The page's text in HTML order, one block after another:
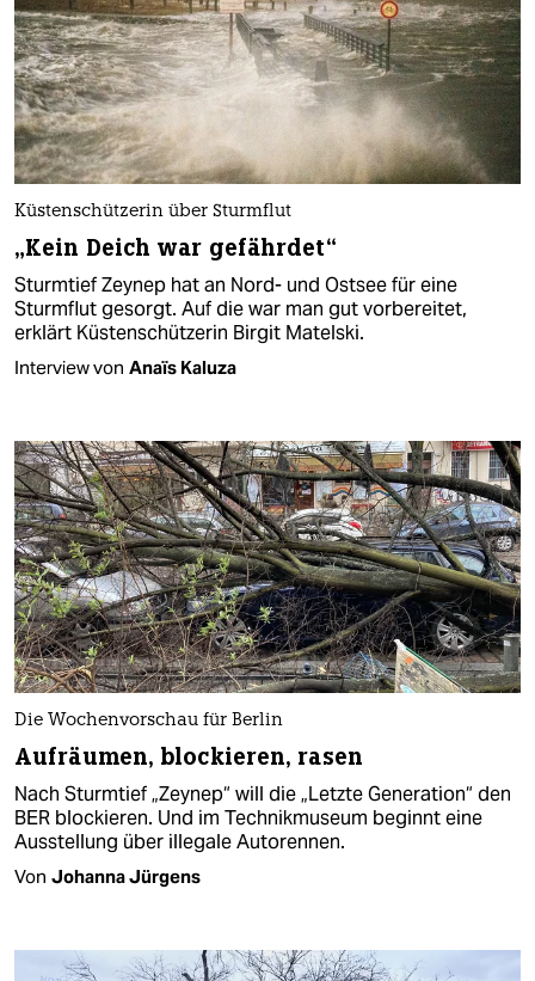
Küstenschützerin über Sturmflut
„Kein Deich war gefährdet“
Sturmtief Zeynep hat an Nord- und Ostsee für eine
Sturmflut gesorgt. Auf die war man gut vorbereitet,
erklärt Küstenschützerin Birgit Matelski.
Interview von Anaïs Kaluza
Die Wochenvorschau für Berlin
Aufräumen, blockieren, rasen
Nach Sturmtief „Zeynep“ will die „Letzte Generation“ den
BER blockieren. Und im Technikmuseum beginnt eine
Ausstellung über illegale Autorennen.
Von Johanna Jürgens